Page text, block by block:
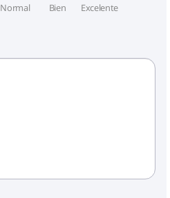
Normal Bien Excelente